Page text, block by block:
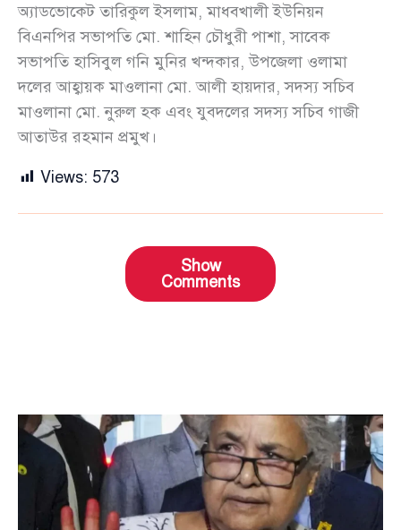
অ্যাডভোকেট তারিকুল ইসলাম, মাধবখালী ইউনিয়ন
বিএনপির সভাপতি মো. শাহিন চৌধুরী পাশা, সাবেক
সভাপতি হাসিবুল গনি মুনির খন্দকার, উপজেলা ওলামা
দলের আহ্বায়ক মাওলানা মো. আলী হায়দার, সদস্য সচিব
মাওলানা মো. নুরুল হক এবং যুবদলের সদস্য সচিব গাজী
আতাউর রহমান প্রমুখ।
Views: 573
Show
Comments